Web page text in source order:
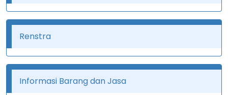
Renstra
Informasi Barang dan Jasa